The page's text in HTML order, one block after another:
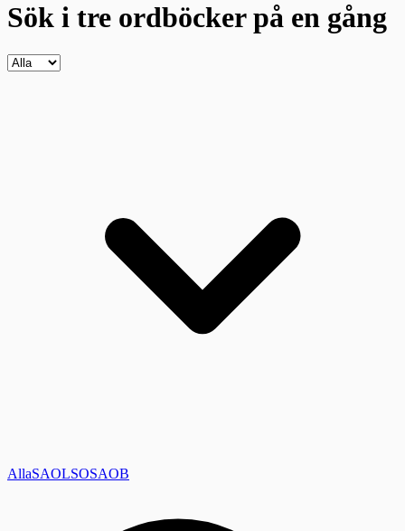
Sök i tre ordböckerpå en gång
AllaSAOLSOSAOB